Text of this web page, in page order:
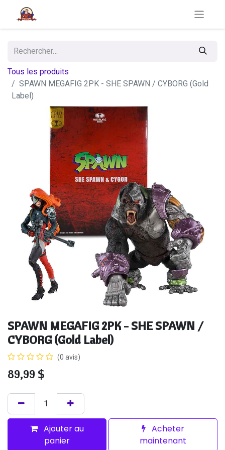
Tous les produits
SPAWN MEGAFIG 2PK - SHE SPAWN / CYBORG (Gold
Label)
SPAWN MEGAFIG 2PK - SHE SPAWN /
CYBORG (Gold Label)
(0 avis)
89,99 $
Ajouter au
panier
Acheter
maintenant